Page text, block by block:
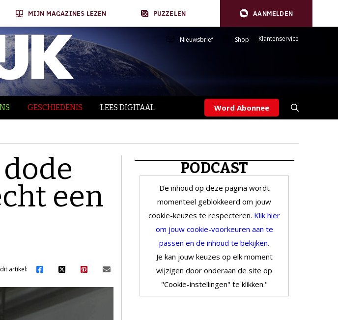
MIJN MAGAZINES LEZEN PUZZELEN AANMELDEN
Nieuwsbrief Shop Klantenservice
GESCHIEDENIS LEES DIGITAAL Word Abonnee
een
artikel:
PODCAST
De inhoud op deze pagina wordt
momenteel geblokkeerd om jouw
cookie-keuzes te respecteren. Klik hier
om jouw cookie-voorkeuren aan te
passen en de inhoud te bekijken.
Je kan jouw keuzes op elk moment
wijzigen door onderaan de site op
"Cookie-instellingen" te klikken."